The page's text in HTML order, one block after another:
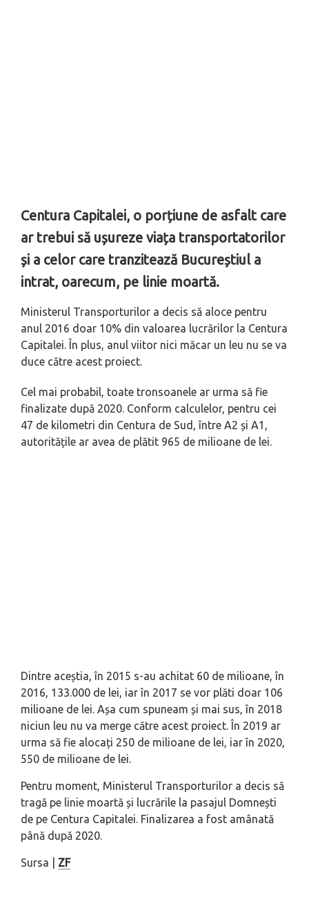
Centura Capitalei, o porțiune de asfalt care
ar trebui să ușureze viața transportatorilor
și a celor care tranzitează Bucureștiul a
intrat, oarecum, pe linie moartă.
Ministerul Transporturilor a decis să aloce pentru
anul 2016 doar 10% din valoarea lucrărilor la Centura
Capitalei. În plus, anul viitor nici măcar un leu nu se va
duce către acest proiect.
Cel mai probabil, toate tronsoanele ar urma să fie
finalizate după 2020. Conform calculelor, pentru cei
47 de kilometri din Centura de Sud, între A2 și A1,
autoritățile ar avea de plătit 965 de milioane de lei.
Dintre aceștia, în 2015 s-au achitat 60 de milioane, în
2016, 133.000 de lei, iar în 2017 se vor plăti doar 106
milioane de lei. Așa cum spuneam și mai sus, în 2018
niciun leu nu va merge către acest proiect. În 2019 ar
urma să fie alocați 250 de milioane de lei, iar în 2020,
550 de milioane de lei.
Pentru moment, Ministerul Transporturilor a decis să
tragă pe linie moartă și lucrările la pasajul Domnești
de pe Centura Capitalei. Finalizarea a fost amânată
până după 2020.
Sursa | ZF